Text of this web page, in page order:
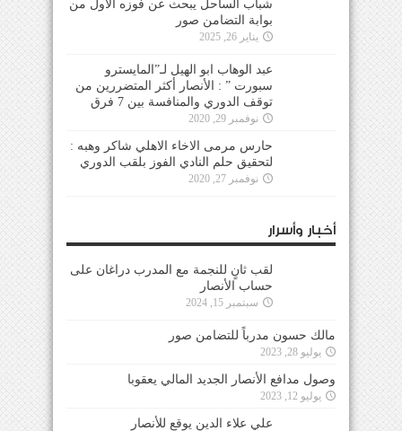
شباب الساحل يبحث عن فوزه الأول من
بوابة التضامن صور
يناير 26, 2025
عبد الوهاب ابو الهيل لـ”المايسترو
سبورت ” : الأنصار أكثر المتضررين من
توقف الدوري والمنافسة بين 7 فرق
نوفمبر 29, 2020
حارس مرمى الاخاء الاهلي شاكر وهبه :
لتحقيق حلم النادي الفوز بلقب الدوري
نوفمبر 27, 2020
أخبار وأسرار
لقب ثانٍ للنجمة مع المدرب دراغان على
حساب الأنصار
سبتمبر 15, 2024
مالك حسون مدرباً للتضامن صور
يوليو 28, 2023
وصول مدافع الأنصار الجديد المالي يعقوبا
يوليو 12, 2023
علي علاء الدين يوقع للأنصار